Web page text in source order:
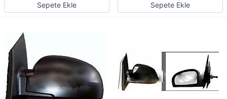
Sepete Ekle Sepete Ekle